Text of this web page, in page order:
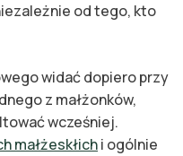
od tego, kto
widać dopiero przy
z małżonków,
wcześniej.
małżeskłichi ogólnie